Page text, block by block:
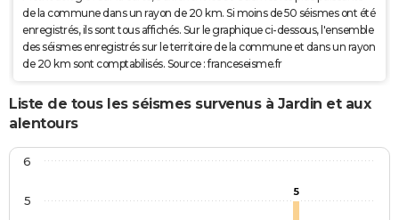
de la commune dans un rayon de 20 km. Si moins de 50 séismes ont été
enregistrés, ils sont tous affichés. Sur le graphique ci-dessous, l'ensemble
des séismes enregistrés sur le territoire de la commune et dans un rayon
de 20 km sont comptabilisés. Source : franceseisme.fr
Liste de tous les séismes survenus à Jardin et aux
alentours
5
5
6